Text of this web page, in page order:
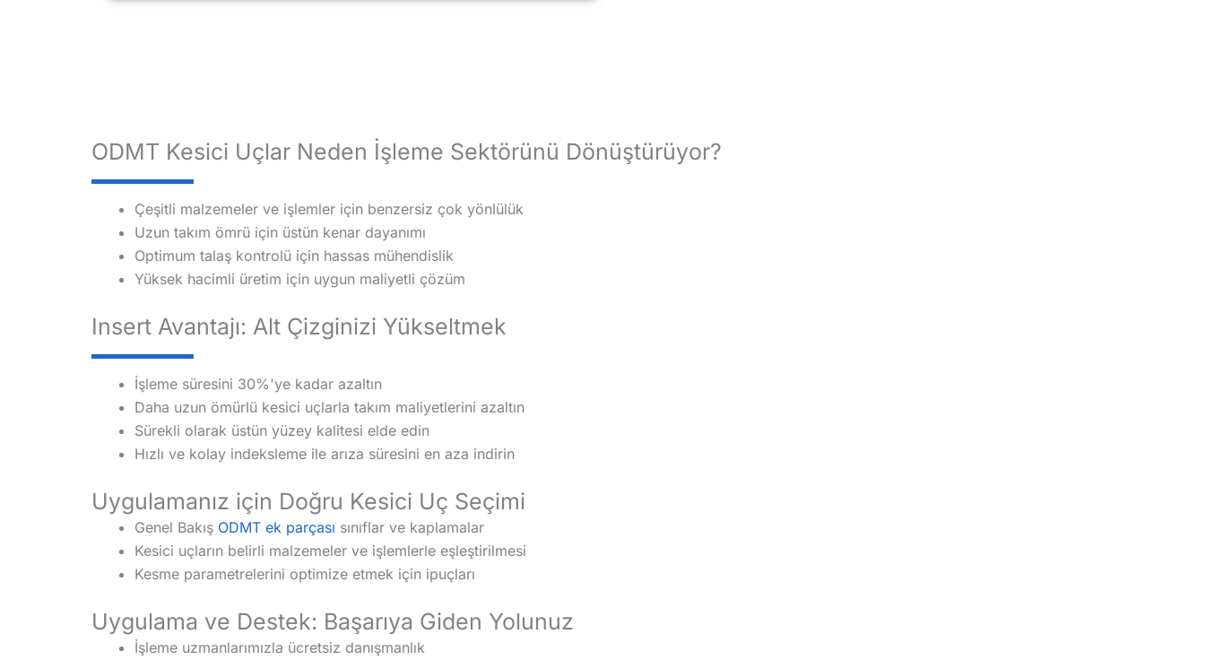
ODMT Kesici Uçlar Neden İşleme Sektörünü Dönüştürüyor?
Çeşitli malzemeler ve işlemler için benzersiz çok yönlülük
Uzun takım ömrü için üstün kenar dayanımı
Optimum talaş kontrolü için hassas mühendislik
Yüksek hacimli üretim için uygun maliyetli çözüm
Insert Avantajı: Alt Çizginizi Yükseltmek
İşleme süresini 30%'ye kadar azaltın
Daha uzun ömürlü kesici uçlarla takım maliyetlerini azaltın
Sürekli olarak üstün yüzey kalitesi elde edin
Hızlı ve kolay indeksleme ile arıza süresini en aza indirin
Uygulamanız için Doğru Kesici Uç Seçimi
Genel Bakış ODMT ek parçası sınıflar ve kaplamalar
Kesici uçların belirli malzemeler ve işlemlerle eşleştirilmesi
Kesme parametrelerini optimize etmek için ipuçları
Uygulama ve Destek: Başarıya Giden Yolunuz
İşleme uzmanlarımızla ücretsiz danışmanlık